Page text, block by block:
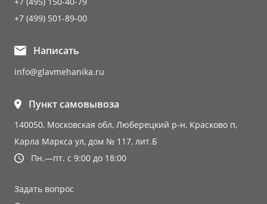
+7 (499) 501-89-00
Написать
info@glavmehanika.ru
Пункт самовывоза
140050, Московская обл, Люберецкий р-н, Красково п,
Карла Маркса ул, дом № 117, лит.Б
Пн.—пт. с 9:00 до 18:00
Задать вопрос